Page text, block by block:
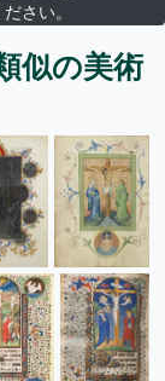
さい。
似の美術